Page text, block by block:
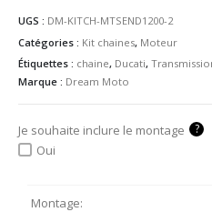
UGS : DM-KITCH-MTSEND1200-2
Catégories : Kit chaines, Moteur
Étiquettes : chaine, Ducati,
Marque : Dream Moto
Je souhaite inclure le montage ?
Oui
Montage: